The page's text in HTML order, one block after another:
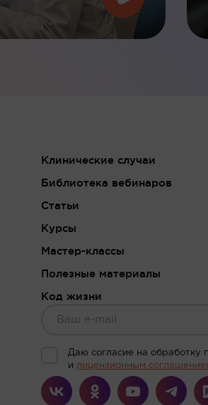
Клинические случаи
Библиотека вебинаров
Статьи
Курсы
Мастер-классы
Полезные материалы
Код жизни
Даю согласие на обработку
илицензионным